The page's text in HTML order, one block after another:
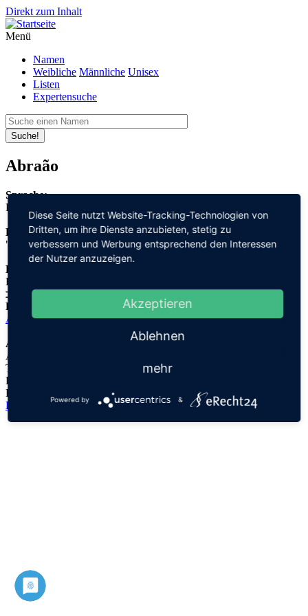
Direkt zum Inhalt
Menü
Namen
Weibliche Männliche Unisex
Listen
Expertensuche
Suche!
Abraão
Sprache:
Portugiesisch
Bedeutung:
"Vater" + "Menge"
Herleitung:
Hebräisch,
Herkunftsname:
Avraham
Anmerkungen:
Avraham war als Stammvater Israels eine zentrale Figur des Alten
Testaments
Der Namensursprung ist unklar, es handelt sich lediglich um eine
Hypothese!
Datenschutz Impressum
Diese Seite nutzt Website-Tracking-Technologien von
Dritten, um ihre Dienste anzubieten, stetig zu
verbessern und Werbung entsprechend den Interessen
der Nutzer anzuzeigen.
Akzeptieren
Ablehnen
mehr
Powered by &